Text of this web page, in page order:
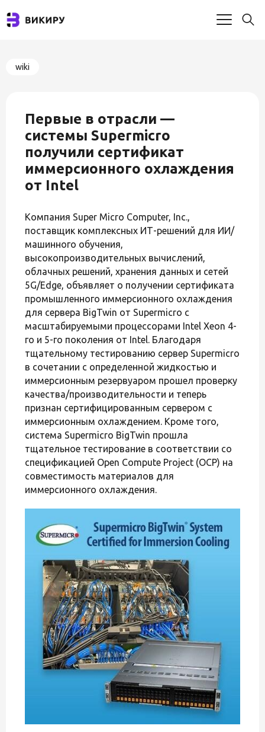
wiki
Первые в отрасли —
системы Supermicro
получили сертификат
иммерсионного охлаждения
от Intel
Компания Super Micro Computer, Inc.,
поставщик комплексных ИТ-решений для ИИ/
машинного обучения,
высокопроизводительных вычислений,
облачных решений, хранения данных и сетей
5G/Edge, объявляет о получении сертификата
промышленного иммерсионного охлаждения
для сервера BigTwin от Supermicro с
масштабируемыми процессорами Intel Xeon 4-
го и 5-го поколения от Intel. Благодаря
тщательному тестированию сервер Supermicro
в сочетании с определенной жидкостью и
иммерсионным резервуаром прошел проверку
качества/производительности и теперь
признан сертифицированным сервером с
иммерсионным охлаждением. Кроме того,
система Supermicro BigTwin прошла
тщательное тестирование в соответствии со
спецификацией Open Compute Project (OCP) на
совместимость материалов для
иммерсионного охлаждения.